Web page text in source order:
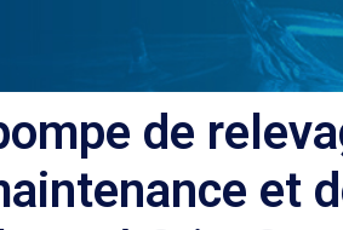
de
et